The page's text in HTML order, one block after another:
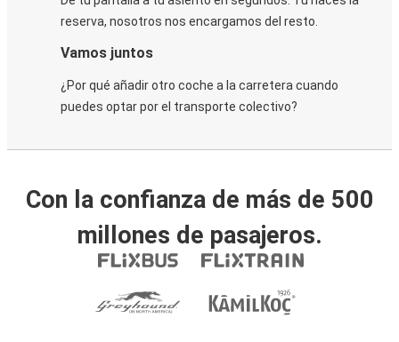
reserva, nosotros nos encargamos del resto.
Vamos juntos
¿Por qué añadir otro coche a la carretera cuando
puedes optar por el transporte colectivo?
Con la confianza de más de 500
millones de pasajeros.